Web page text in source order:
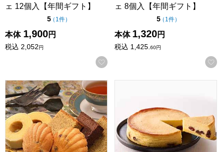
ェ 12個入【年間ギフト】
5点（5点満点中）
（ 1件の評価
）
本体 1,900円
税込 2,052円
お気に入りに登録する
ェ 8個入【年間ギフト】
5点（5点満点中）
（ 1件の評価
）
本体 1,320円
税込 1,425. 60円
神戸スイーツポート 港の風に吹かれて【年間ギフト】[KM20]